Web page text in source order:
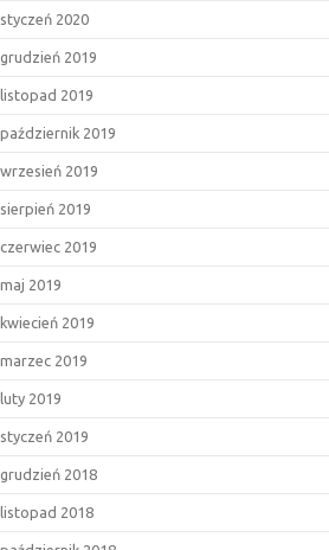
styczeń 2020
grudzień 2019
listopad 2019
październik 2019
wrzesień 2019
sierpień 2019
czerwiec 2019
maj 2019
kwiecień 2019
marzec 2019
luty 2019
styczeń 2019
grudzień 2018
listopad 2018